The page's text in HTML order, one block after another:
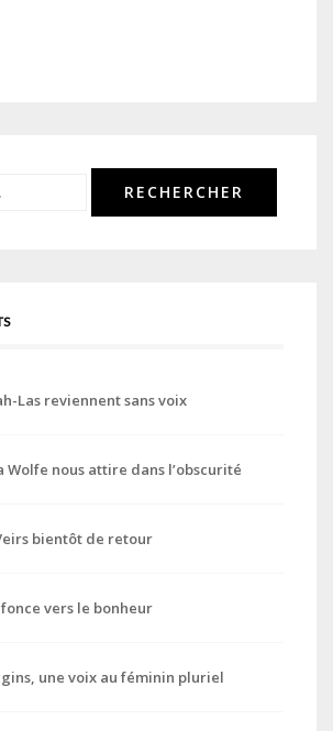
Las reviennent sans voix
Wolfe nous attire dans l’obscurité
bientôt de retour
vers le bonheur
une voix au féminin pluriel